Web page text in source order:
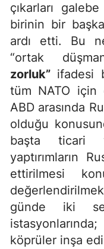
çıkarları
birinin bir
ardı etti. Bu
“ortak
zorluk” ifadesi
tüm NATO
ABD arasında
olduğu
başta ticari
yaptırımların
ettirilmesi
günde iki
köprüler inşa